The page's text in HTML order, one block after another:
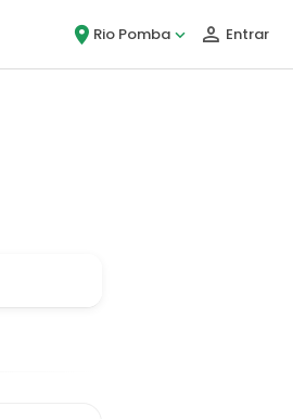
Rio Pomba Entrar